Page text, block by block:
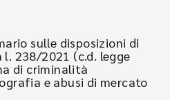
sulle disposizioni di
238/2021 (c.d. legge
di criminalità
e abusi di mercato